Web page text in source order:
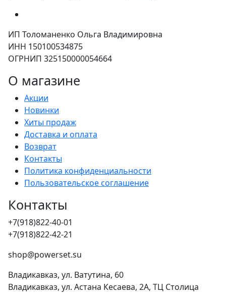
ИП Толоманенко Ольга Владимировна
ИНН 150100534875
ОГРНИП 325150000054664
О магазине
Акции
Новинки
Хиты продаж
Доставка и оплата
Возврат
Контакты
Политика конфиденциальности
Пользовательское соглашение
Контакты
+7(918)822-40-01
+7(918)822-42-21
shop@powerset.su
Владикавказ, ул. Ватутина, 60
Владикавказ, ул. Астана Кесаева, 2А, ТЦ Столица